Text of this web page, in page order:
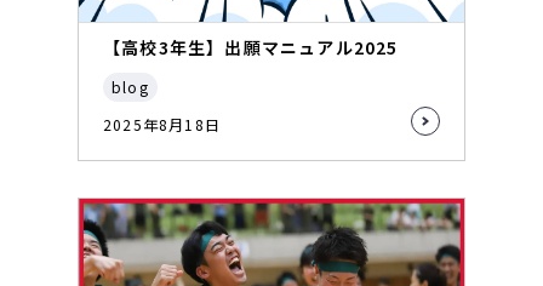
【高校3年生】出願マニュアル2025
blog
2025年8月18日